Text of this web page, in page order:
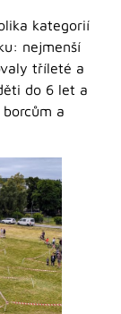
kategorií
nejmenší
tříleté a
do 6 let a
a